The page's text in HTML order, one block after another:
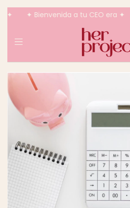
✦ Bienvenida a tu CEO era ✦